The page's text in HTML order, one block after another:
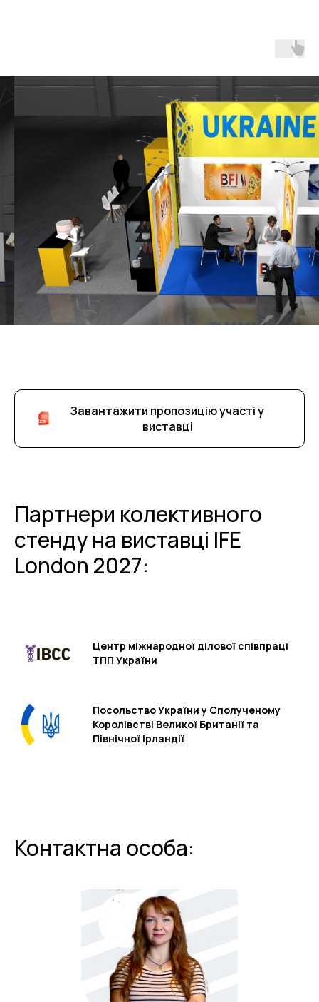
Завантажити пропозицію участі у
виставці
Партнери колективного
стенду на виставці IFE
London 2027:
Центр міжнародної ділової співпраці
ТПП України
Посольство України у Сполученому
Королівстві Великої Британії та
Північної Ірландії
Контактна особа: